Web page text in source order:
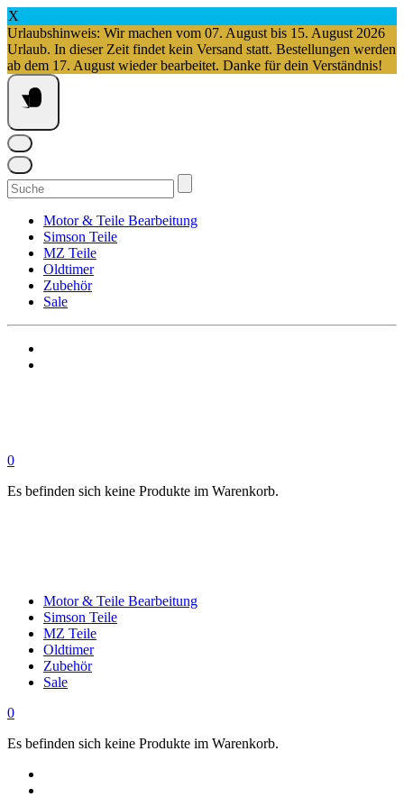
X
Urlaubshinweis: Wir machen vom 07. August bis 15. August 2026
Urlaub. In dieser Zeit findet kein Versand statt. Bestellungen werden
ab dem 17. August wieder bearbeitet. Danke für dein Verständnis!
Springe
zum
Inhalt
Suchen
nach:
Motor & Teile Bearbeitung
Simson Teile
MZ Teile
Oldtimer
Zubehör
Sale
0
Es befinden sich keine Produkte im Warenkorb.
Motor & Teile Bearbeitung
Simson Teile
MZ Teile
Oldtimer
Zubehör
Sale
0
Es befinden sich keine Produkte im Warenkorb.